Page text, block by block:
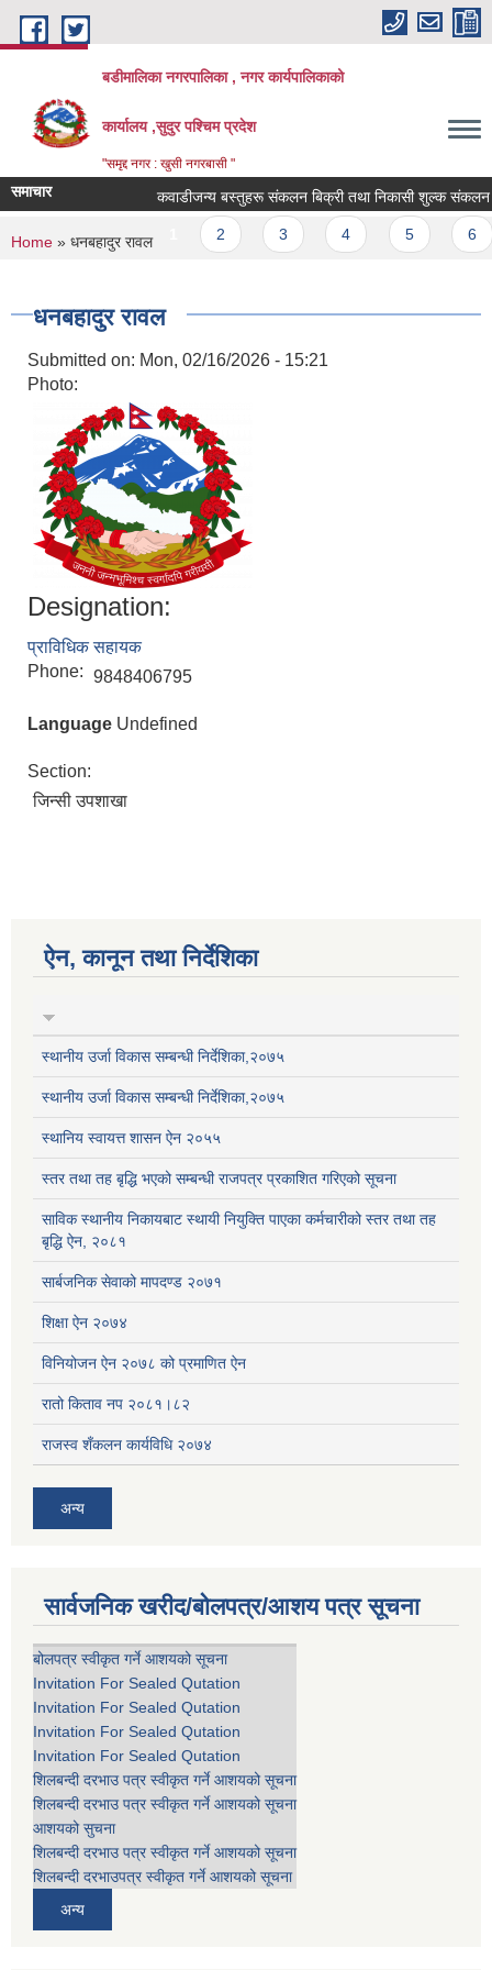
Skip to main content
बडीमालिका नगरपालिका , नगर कार्यपालिकाको
कार्यालय ,सुदुर पश्चिम प्रदेश
"समृद्द नगर : खुसी नगरबासी "
समाचार कवाडीजन्य बस्तुहरू संकलन बिक्री तथा निकासी शुल्क संकलन
Pages
1
You are here
Home » धनबहादुर रावल
धनबहादुर रावल
Submitted on: Mon, 02/16/2026 - 15:21
Photo:
Designation:
प्राविधिक सहायक
Phone: 9848406795
Language Undefined
Section:
जिन्सी उपशाखा
ऐन, कानून तथा निर्देशिका
स्थानीय उर्जा विकास सम्बन्धी निर्देशिका,२०७५
स्थानीय उर्जा विकास सम्बन्धी निर्देशिका,२०७५
स्थानिय स्वायत्त शासन ऐन २०५५
स्तर तथा तह बृद्धि भएको सम्बन्धी राजपत्र प्रकाशित गरिएको सूचना
साविक स्थानीय निकायबाट स्थायी नियुक्ति पाएका कर्मचारीको स्तर तथा तह
बृद्धि ऐन, २०८१
सार्बजनिक सेवाको मापदण्ड २०७१
शिक्षा ऐन २०७४
विनियोजन ऐन २०७८ को प्रमाणित ऐन
रातो किताव नप २०८१।८२
राजस्व शँकलन कार्यविधि २०७४
अन्य
सार्वजनिक खरीद/बोलपत्र/आशय पत्र सूचना
बोलपत्र स्वीकृत गर्ने आशयको सूचना
Invitation For Sealed Qutation
Invitation For Sealed Qutation
Invitation For Sealed Qutation
Invitation For Sealed Qutation
शिलबन्दी दरभाउ पत्र स्वीकृत गर्ने आशयको सूचना
शिलबन्दी दरभाउ पत्र स्वीकृत गर्ने आशयको सूचना
आशयको सुचना
शिलबन्दी दरभाउ पत्र स्वीकृत गर्ने आशयको सूचना
शिलबन्दी दरभाउपत्र स्वीकृत गर्ने आशयको सूचना
अन्य